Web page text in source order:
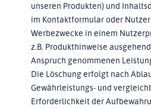
unseren Produkten) und
im Kontaktformular oder
Werbezwecke in einem
z.B. Produkthinweise
Anspruch genommenen
Die Löschung erfolgt nach
Gewährleistungs- und
Erforderlichkeit der